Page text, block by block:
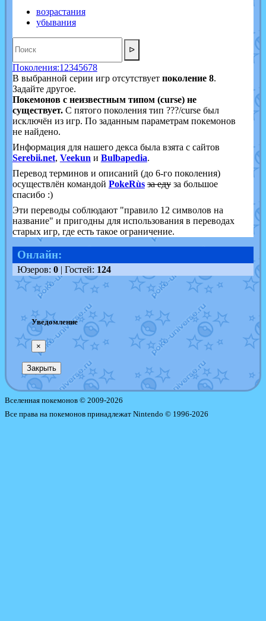
возрастания
убывания
ᐅ
Поколения:1 2345678
В выбранной серии игр отсутствует поколение 8.
Задайте другое.
Покемонов с неизвестным типом (curse) не
существует.С пятого поколения тип ???/curse был
исключён из игр. По заданным параметрам покемонов
не найдено.
Информация для нашего декса была взята с сайтов
Serebii.net, Veekun и Bulbapedia.
Перевод терминов и описаний (до 6-го поколения)
осуществлён командой PokeRùs за едуза большое
спасибо :)
Эти переводы соблюдают "правило 12 символов на
название" и пригодны для использования в переводах
старых игр, где есть такое ограничение.
Онлайн:
Юзеров: 0| Гостей: 124
Уведомление
×
Закрыть
Вселенная покемонов © 2009-2026
Все права на покемонов принадлежат Nintendo © 1996-2026